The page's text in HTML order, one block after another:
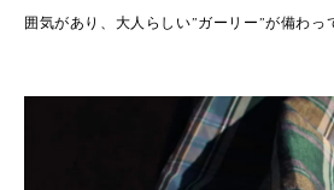
囲気があり、大人らしい”ガーリー”が備わっ